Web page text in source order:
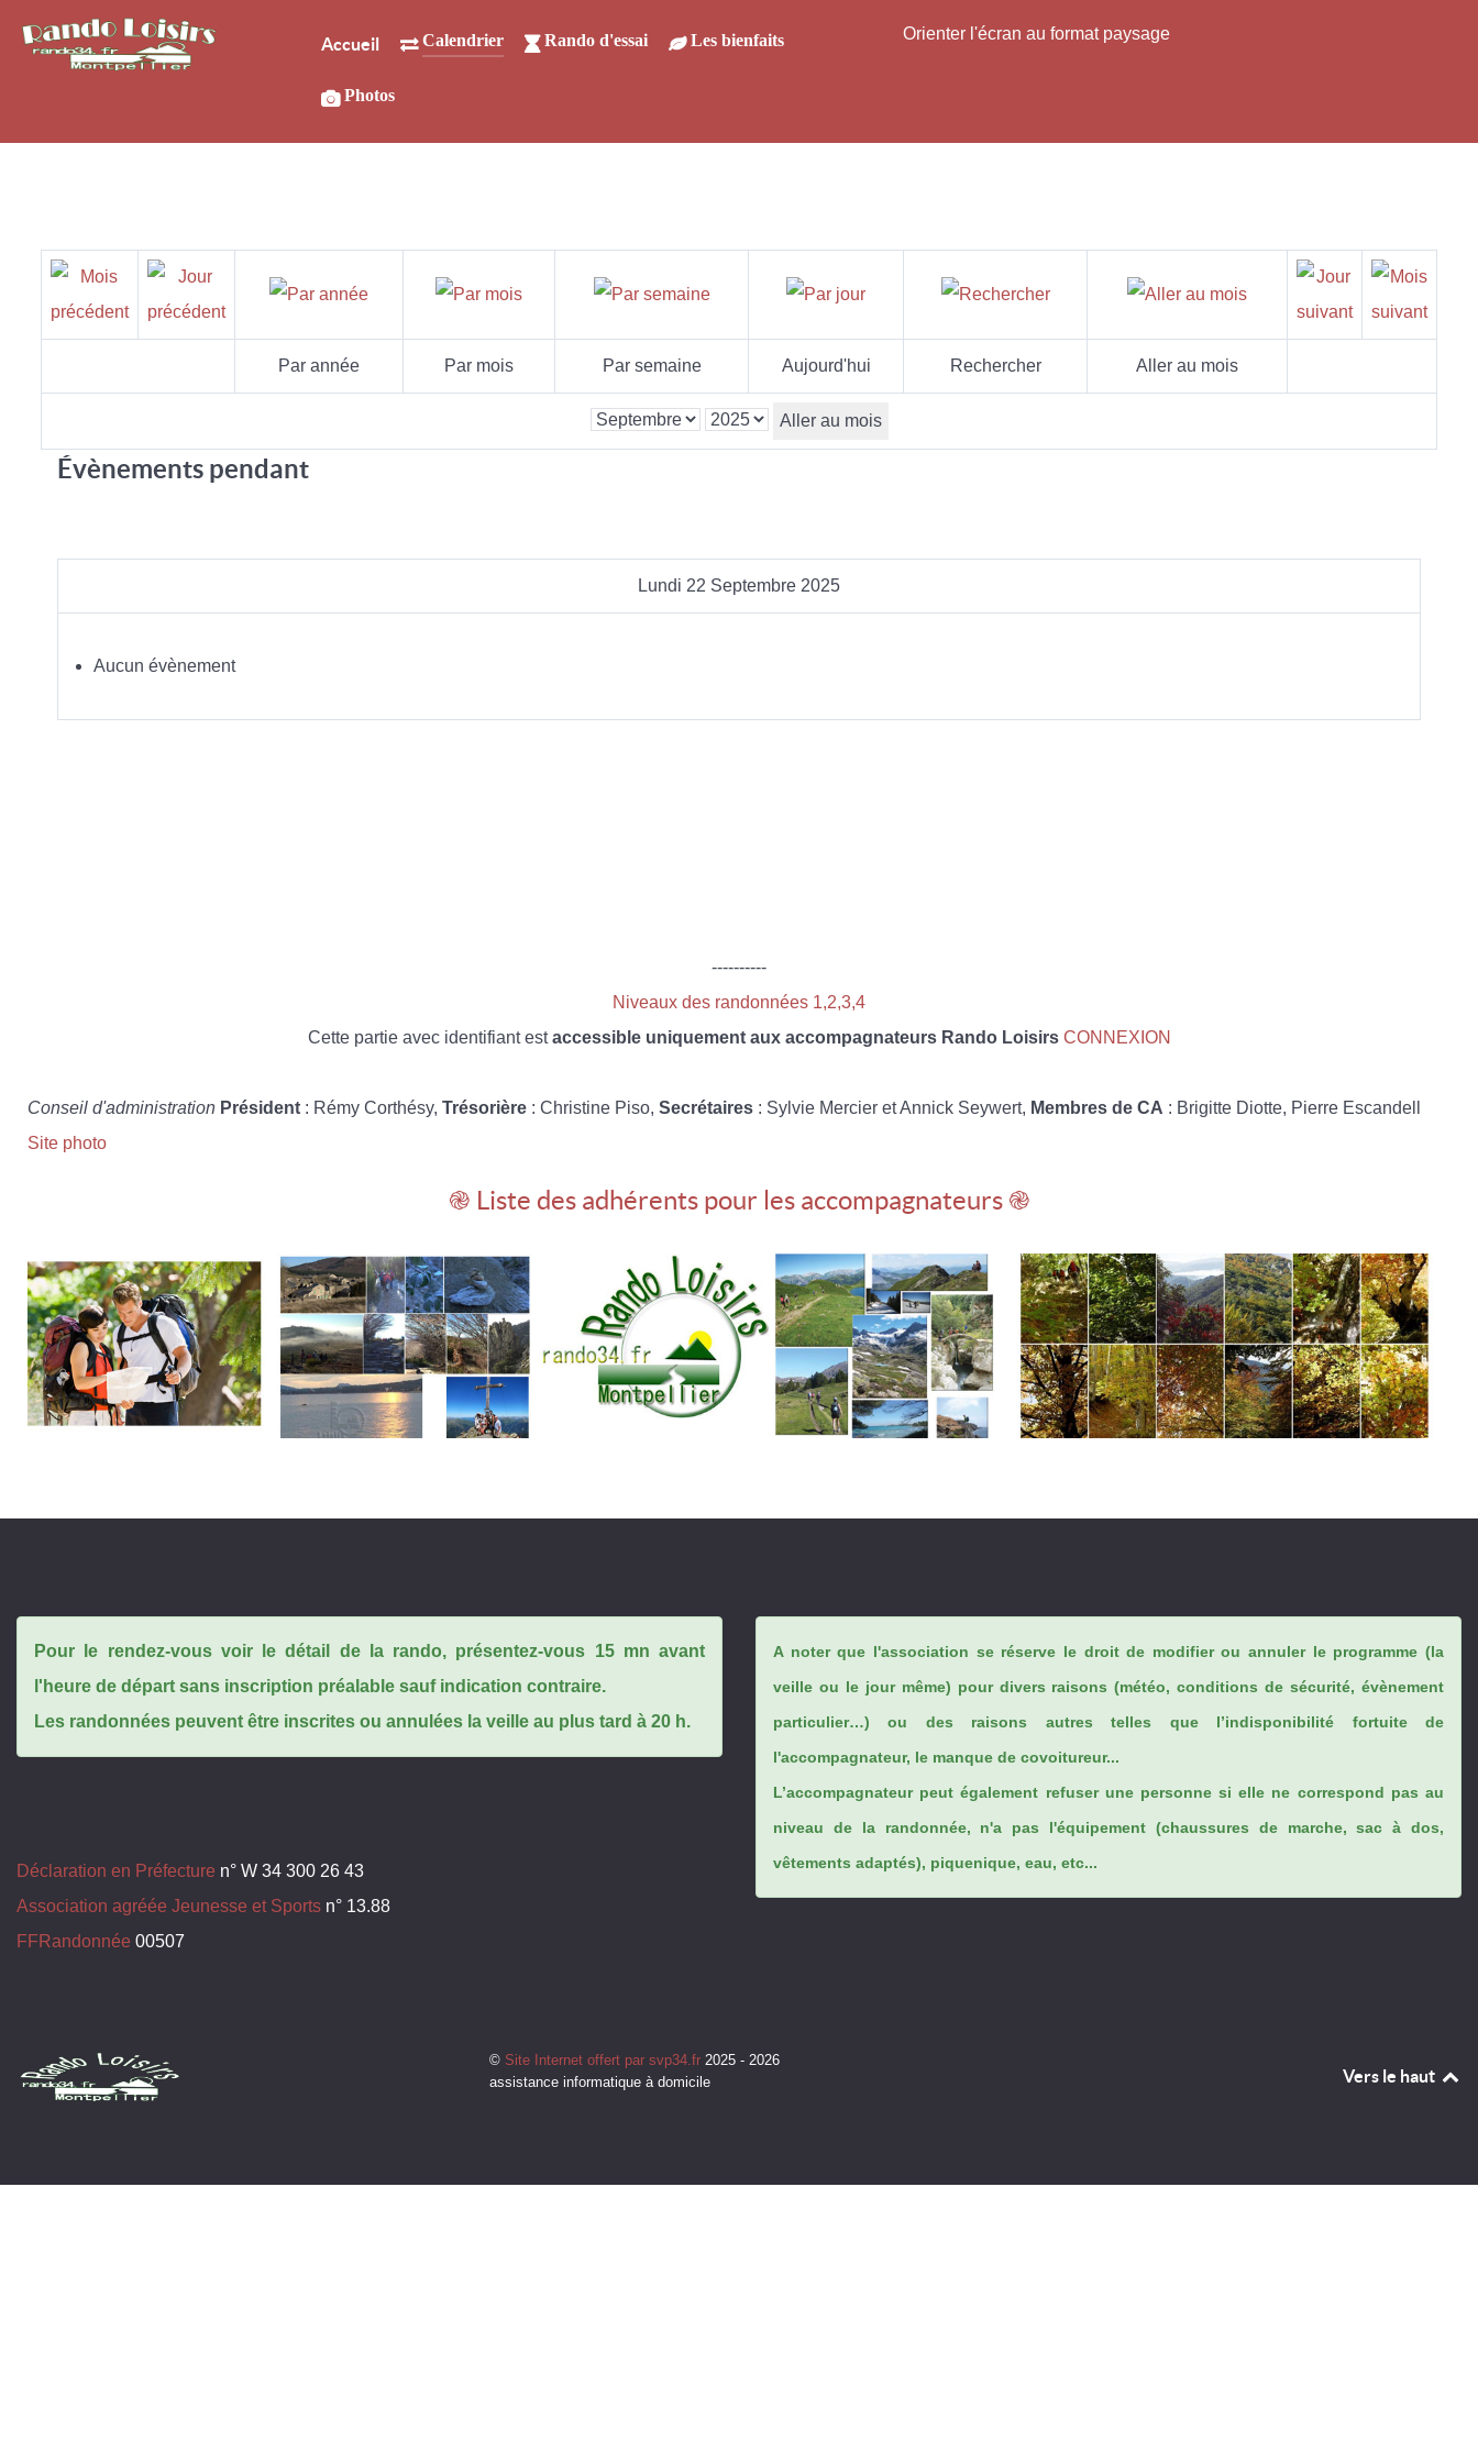
Accueil Calendrier Rando d'essai Les bienfaits
Photos
Orienter l'écran au format paysage
Par année Par mois Par semaine Aujourd'hui Rechercher Aller au mois
Aller au mois
Évènements pendant
Lundi 22 Septembre 2025
Aucun évènement
----------
Niveaux des randonnées 1,2,3,4
Cette partie avec identifiant estaccessible uniquement aux accompagnateurs Rando Loisirs CONNEXION
Conseil d'administration Président : Rémy Corthésy, Trésorière : Christine Piso, Secrétaires : Sylvie Mercier et Annick Seywert, Membres de CA : Brigitte Diotte, Pierre Escandell
Site photo
֎ Liste des adhérents pour les accompagnateurs ֎
Pour le rendez-vous voir le détail de la rando, présentez-vous 15 mn avant
l'heure de départ sans inscription préalable sauf indication contraire.
Les randonnées peuvent être inscrites ou annulées la veille au plus tard à 20 h.
Déclaration en Préfecture n° W 34 300 26 43
Association agréée Jeunesse et Sports n° 13.88
FFRandonnée 00507
A noter que l'association se réserve le droit de modifier ou annuler le programme (la
veille ou le jour même) pour divers raisons (météo, conditions de sécurité, évènement
particulier…) ou des raisons autres telles que l’indisponibilité fortuite de
l'accompagnateur, le manque de covoitureur...
L’accompagnateur peut également refuser une personne si elle ne correspond pas au
niveau de la randonnée, n'a pas l'équipement (chaussures de marche, sac à dos,
vêtements adaptés), piquenique, eau, etc...
© Site Internet offert par svp34.fr2025 - 2026
assistance informatique à domicile
Vers le haut